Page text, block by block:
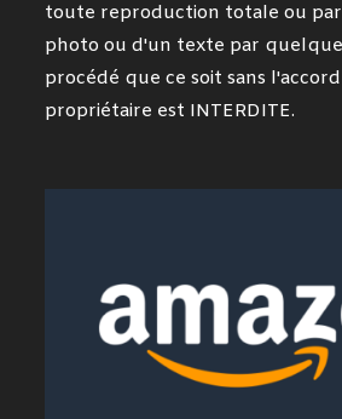
toute reproduction totale ou
photo ou d'un texte par
procédé que ce soit sans
propriétaire est INTERDITE.